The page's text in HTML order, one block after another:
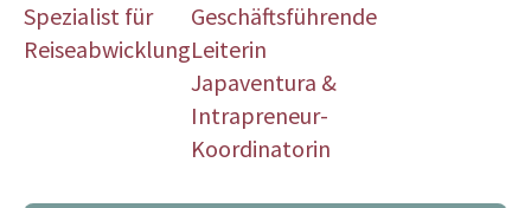
Spezialist für
Reiseabwicklung
Geschäftsführende
Leiterin
Japaventura &
Intrapreneur-
Koordinatorin